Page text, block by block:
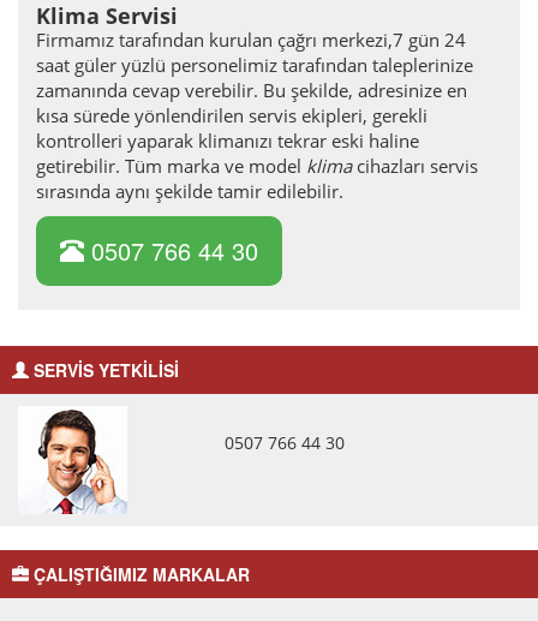
Klima Servisi
Firmamız tarafından kurulan çağrı merkezi,7 gün 24
saat güler yüzlü personelimiz tarafından taleplerinize
zamanında cevap verebilir. Bu şekilde, adresinize en
kısa sürede yönlendirilen servis ekipleri, gerekli
kontrolleri yaparak klimanızı tekrar eski haline
getirebilir. Tüm marka ve model klimacihazları servis
sırasında aynı şekilde tamir edilebilir.
0507 766 44 30
SERVİS YETKİLİSİ
0507 766 44 30
ÇALIŞTIĞIMIZ MARKALAR